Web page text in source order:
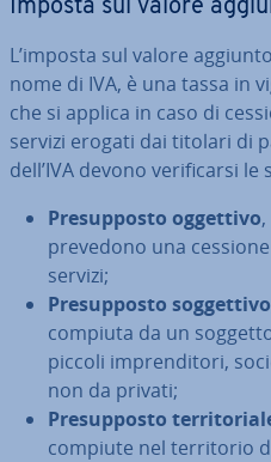
Imposta sul valore
L’imposta sul valore
nome di IVA, è una tassa in
che si applica in caso di
servizi erogati dai titolari di
dell’IVA devono ve­ri­fi­car­si
Pre­sup­po­sto oggettivo
prevedono una
servizi;
Pre­sup­po­sto sog­get­ti­vo
compiuta da un
piccoli im­pren­di­to­ri,
non da privati;
Pre­sup­po­sto
compiute nel ter­ri­to­rio